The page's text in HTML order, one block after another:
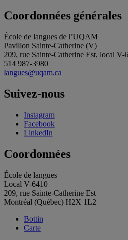
Coordonnées générales
École de langues de l’UQAM
Pavillon Sainte-Catherine (V)
209, rue Sainte-Catherine Est, local V-
514 987-3980
langues@uqam.ca
Suivez-nous
Instagram
Facebook
LinkedIn
Coordonnées
École de langues
Local V-6410
209, rue Sainte-Catherine Est
Montréal (Québec) H2X 1L2
Bottin
Carte